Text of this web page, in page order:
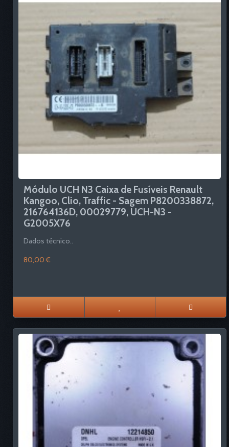
Módulo UCH N3 Caixa de Fusíveis Renault
Kangoo, Clio, Traffic - Sagem P8200338872,
216764136D, 00029779, UCH-N3 -
G2005X76
Dados técnico..
80,00 €